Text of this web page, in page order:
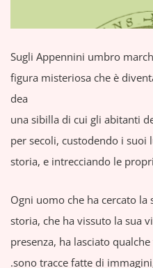
Sugli Appennini umbro
figura misteriosa che è
dea
una sibilla di cui gli abitanti
per secoli, custodendo i suoi
storia, e intrecciando le
Ogni uomo che ha cercato la
storia, che ha vissuto la sua
presenza, ha lasciato qualche
.sono tracce fatte di